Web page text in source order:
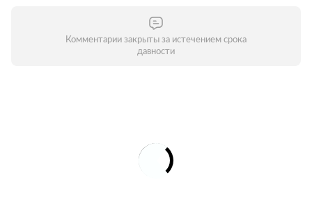
Комментарии закрыты за истечением срока
давности